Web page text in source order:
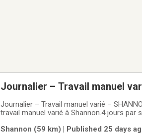
Journalier – Travail manuel
Journalier – Travail manuel varié –
travail manuel varié à Shannon.4 jours
Manutention et transport de matériaux•
Shannon (59 km) | Published 25 days